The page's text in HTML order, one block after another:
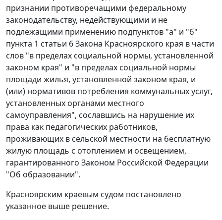
признании противоречащими федеральному
законодательству, недействующими и не
подлежащими применению подпунктов "а" и "б"
пункта 1 статьи 6 Закона Красноярского края в части
слов "в пределах социальной нормы, установленной
законом края" и "в пределах социальной нормы
площади жилья, установленной законом края, и
(или) нормативов потребления коммунальных услуг,
установленных органами местного
самоуправления", сославшись на нарушение их
права как педагогических работников,
проживающих в сельской местности на бесплатную
жилую площадь с отоплением и освещением,
гарантированного Законом Российской Федерации
"Об образовании".
Красноярским краевым судом постановлено
указанное выше решение.